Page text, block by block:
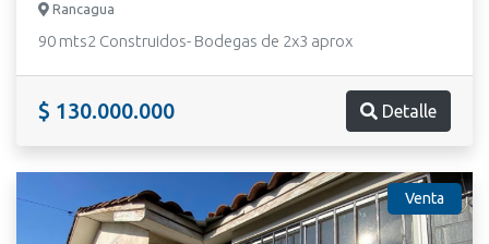
Rancagua
90 mts2 Construidos- Bodegas de 2x3 aprox
$ 130.000.000 Detalle
Venta